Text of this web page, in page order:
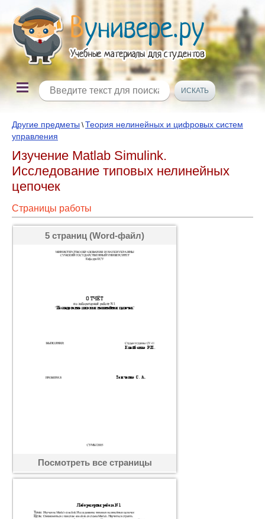
Другие предметы \Теория нелинейных и цифровых систем
управления
Изучение Matlab Simulink.
Исследование типовых нелинейных
цепочек
Страницы работы
5 страниц (Word-файл)
Посмотреть все страницы